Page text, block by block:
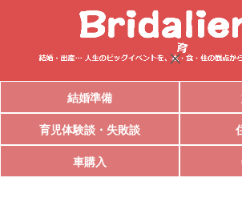
結婚準備
育児体験談・失敗談
車購入